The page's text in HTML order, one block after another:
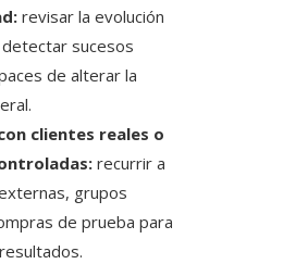
revisar la evolución
sucesos
de alterar la
clientes reales o
recurrir a
grupos
de prueba para